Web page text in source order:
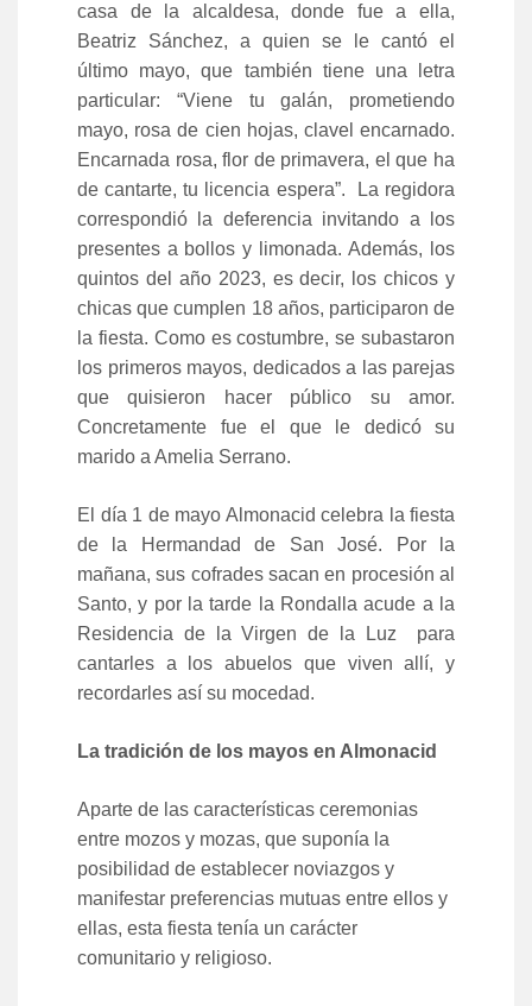
casa de la alcaldesa, donde fue a ella,
Beatriz Sánchez, a quien se le cantó el
último mayo, que también tiene una letra
particular: “Viene tu galán, prometiendo
mayo, rosa de cien hojas, clavel encarnado.
Encarnada rosa, flor de primavera, el que ha
de cantarte, tu licencia espera”.
La regidora
correspondió la deferencia invitando a los
presentes a bollos y limonada. Además, los
quintos del año 2023, es decir, los chicos y
chicas que cumplen 18 años, participaron de
la fiesta. Como es costumbre, se subastaron
los primeros mayos, dedicados a las parejas
que quisieron hacer público su amor.
Concretamente fue el que le dedicó su
marido a Amelia Serrano.
El día 1 de mayo Almonacid celebra la fiesta
de la Hermandad de San José. Por la
mañana, sus cofrades sacan en procesión al
Santo, y por la tarde la Rondalla acude a la
Residencia de la Virgen de la Luz para
cantarles a los abuelos que viven allí, y
recordarles así su mocedad.
La tradición de los mayos en Almonacid
Aparte de las características ceremonias
entre mozos y mozas, que suponía la
posibilidad de establecer noviazgos y
manifestar preferencias mutuas entre ellos y
ellas, esta fiesta tenía un carácter
comunitario y religioso.